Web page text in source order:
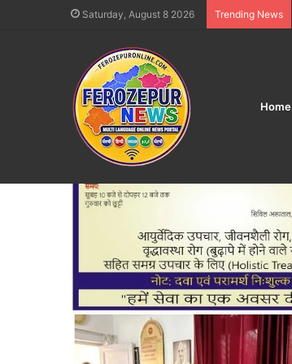
Saturday, August 8 2026 Trending News
Home